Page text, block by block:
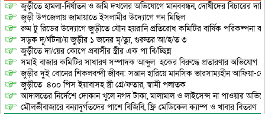
জুড়ীতে হামলা-নির্যাতন ও জমি দখলের অভিযোগে মানববন্ধন, দোষীদের বিচারের দাবি
জুড়ী উপজেলায় জামায়াতে ইসলামীর উদ্যোগে গন মিছিল
রুম টু রিডের উদ্যোগে জুড়ীতে যৌন হয়রানি প্রতিরোধ কমিটির বার্ষিক পরিকল্পনা
সড়ক দূ/র্ঘটনা/য় জুড়ীর ১ জনের মৃ/ত্যু, গুরুতর আ/হ/ত ৩
জুড়ীতে দা/য়ের কোপে প্রবাসীর স্ত্রীর এক পা বি/চ্ছিন্ন
সমাই বাজার কমিটির সাধারণ সম্পাদক আব্দুল হকের বিরুদ্ধে প্রতারণার অভিযোগ
জুড়ীর দুই বোনের শিকলবন্দী জীবন: সন্তান হারিয়ে মানসিক ভারসাম্যহীন আফিয়া-
জুড়ীতে ৪০০ পিস ইয়াবাসহ স্ত্রী গ্রে/ফতার, স্বামী পলাতক
আদালতের নির্দেশে দোকান খুলে নগদ টাকা, মালামাল ও লাইসেন্স না পাওয়ার
মৌলভীবাজারে বন্যাদুর্গতদের পাশে বিজিবি, ফ্রি মেডিকেল ক্যাম্প ও খাবার বিতরণ